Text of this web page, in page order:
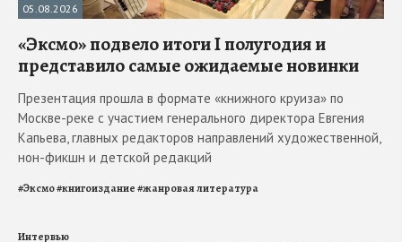
05.08.2026
«Эксмо» подвело итоги I полугодия и
представило самые ожидаемые новинки
Презентация прошла в формате «книжного круиза» по
Москве-реке с участием генерального директора Евгения
Капьева, главных редакторов направлений художественной,
нон-фикшн и детской редакций
#Эксмо#книгоиздание#жанровая литература
Интервью